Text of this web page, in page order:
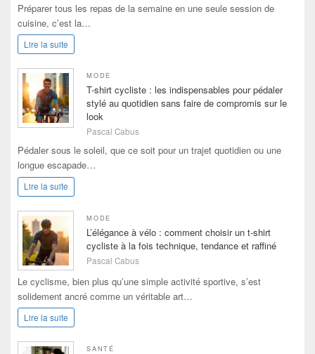
Préparer tous les repas de la semaine en une seule session de
cuisine, c’est la…
Lire la suite
MODE
T-shirt cycliste : les indispensables pour pédaler
stylé au quotidien sans faire de compromis sur le
look
Pascal Cabus
Pédaler sous le soleil, que ce soit pour un trajet quotidien ou une
longue escapade…
Lire la suite
MODE
L’élégance à vélo : comment choisir un t-shirt
cycliste à la fois technique, tendance et raffiné
Pascal Cabus
Le cyclisme, bien plus qu’une simple activité sportive, s’est
solidement ancré comme un véritable art…
Lire la suite
SANTÉ